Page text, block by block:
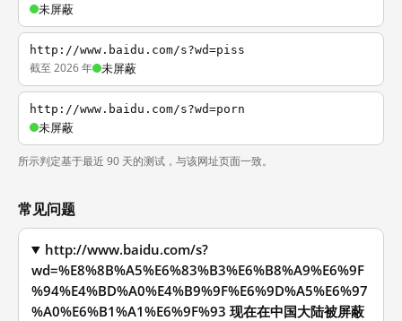
未屏蔽
http://www.baidu.com/s?wd=piss
截至 2026 年 未屏蔽
http://www.baidu.com/s?wd=porn
未屏蔽
所示判定基于最近 90 天的测试，与该网址页面一致。
常见问题
http://www.baidu.com/s?
wd=%E8%8B%A5%E6%83%B3%E6%B8%A9%E6%9F
%94%E4%BD%A0%E4%B9%9F%E6%9D%A5%E6%97
%A0%E6%B1%A1%E6%9F%93 现在在中国大陆被屏蔽